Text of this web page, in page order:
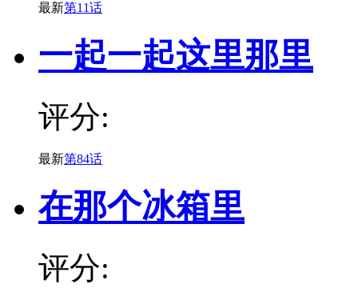
最新第11话
一起一起这里那里
评分:
最新第84话
在那个冰箱里
评分: